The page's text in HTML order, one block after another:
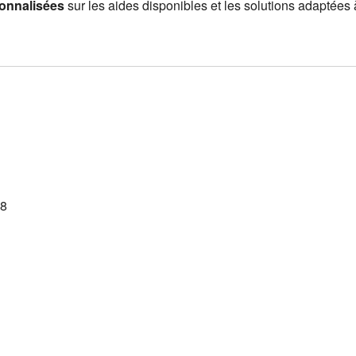
sur les aides disponibles et les solutions adaptées